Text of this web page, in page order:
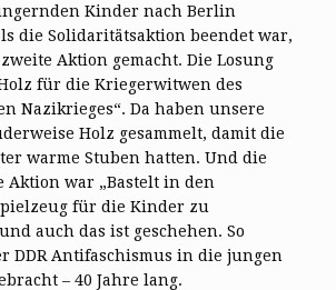
Kinder nach Berlin
die Solidaritätsaktion beendet war,
Aktion gemacht. Die Losung
für die Kriegerwitwen des
Nazikrieges“. Da haben unsere
Holz gesammelt, damit die
warme Stuben hatten. Und die
war „Bastelt in den
für die Kinder zu
auch das ist geschehen. So
DDR Antifaschismus in die jungen
– 40 Jahre lang.